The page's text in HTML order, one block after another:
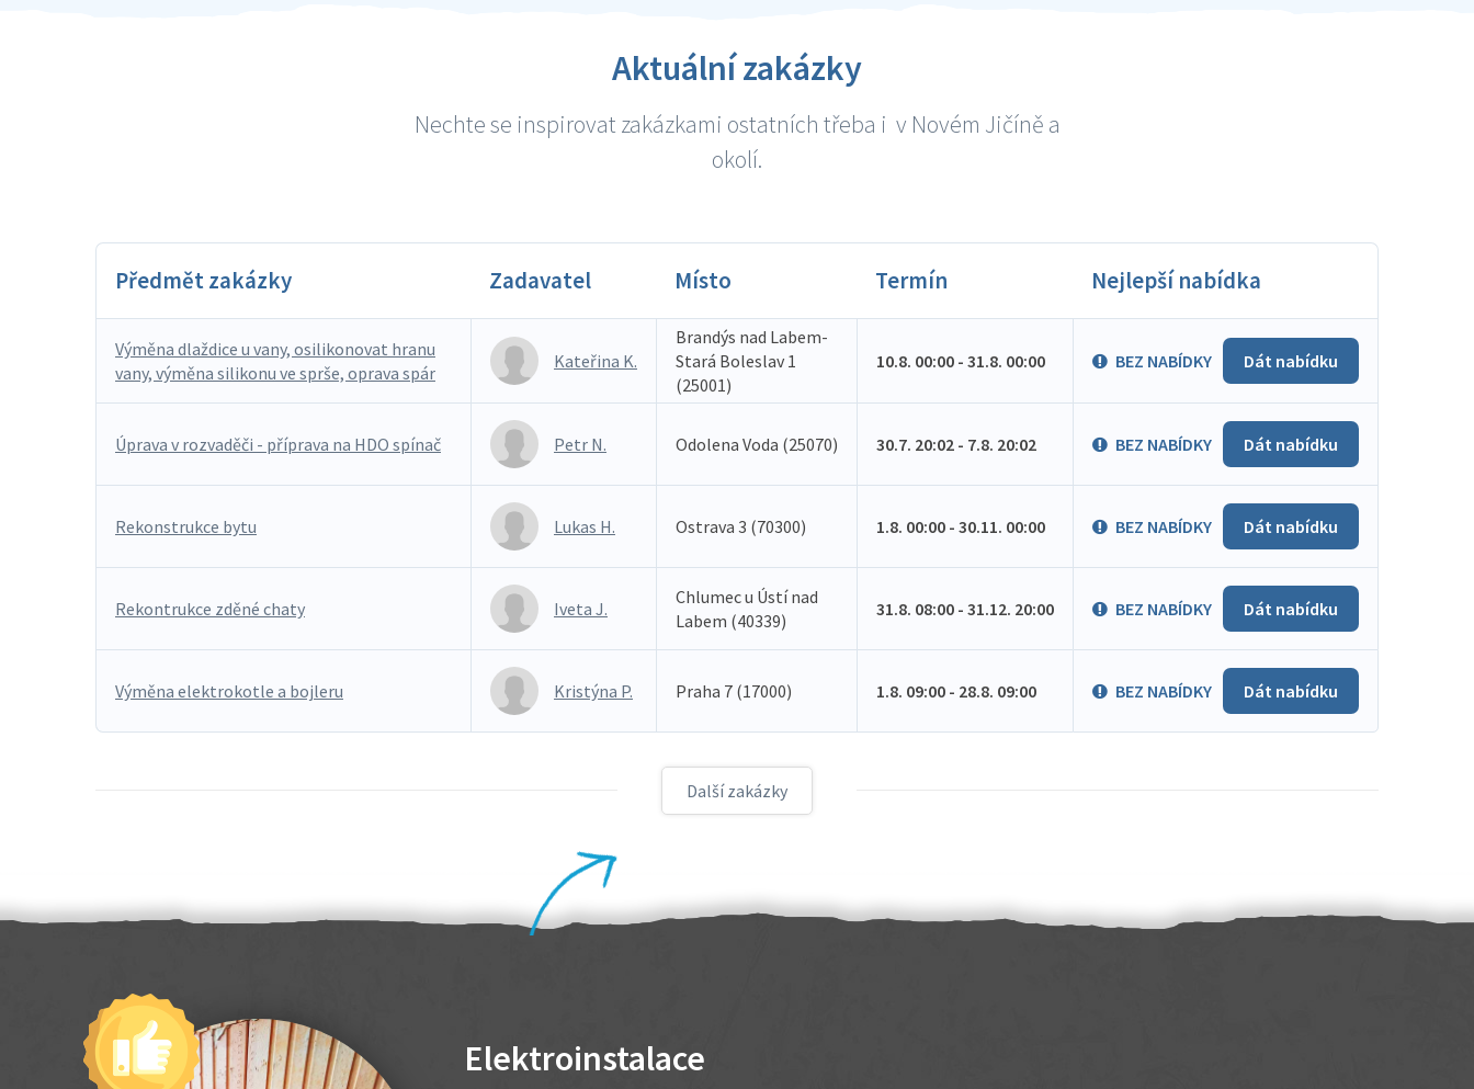
Aktuální zakázky
Nechte se inspirovat zakázkami ostatních třeba i v Novém Jičíně a
okolí.
Předmět zakázky Zadavatel Místo Termín Nejlepší nabídka
Výměna dlaždice u vany, osilikonovat hranu
vany, výměna silikonu ve sprše, oprava spár
Kateřina K.
Brandýs nad Labem-
Stará Boleslav 1
(25001)
10.8. 00:00 - 31.8. 00:00 BEZ NABÍDKY Dát nabídku
Úprava v rozvaděči - příprava na HDO spínač Petr N. Odolena Voda (25070) 30.7. 20:02 - 7.8. 20:02 BEZ NABÍDKY Dát nabídku
Rekonstrukce bytu Lukas H. Ostrava 3 (70300) 1.8. 00:00 - 30.11. 00:00 BEZ NABÍDKY Dát nabídku
Rekontrukce zděné chaty Iveta J.
Chlumec u Ústí nad
Labem (40339)
31.8. 08:00 - 31.12. 20:00 BEZ NABÍDKY Dát nabídku
Výměna elektrokotle a bojleru Kristýna P. Praha 7 (17000) 1.8. 09:00 - 28.8. 09:00 BEZ NABÍDKY Dát nabídku
Další zakázky
Elektroinstalace